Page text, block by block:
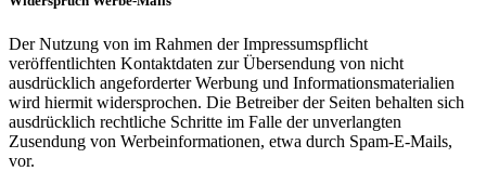
Der Nutzung von im Rahmen der Impressumspflicht
veröffentlichten Kontaktdaten zur Übersendung von nicht
ausdrücklich angeforderter Werbung und Informationsmaterialien
wird hiermit widersprochen. Die Betreiber der Seiten behalten sich
ausdrücklich rechtliche Schritte im Falle der unverlangten
Zusendung von Werbeinformationen, etwa durch Spam-E-Mails,
vor.